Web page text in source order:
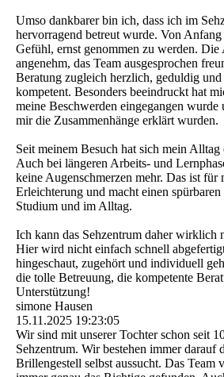
Umso dankbarer bin ich, dass ich im
hervorragend betreut wurde. Von Anfang
Gefühl, ernst genommen zu werden. Die
angenehm, das Team ausgesprochen
Beratung zugleich herzlich, geduldig
kompetent. Besonders beeindruckt hat
meine Beschwerden eingegangen
mir die Zusammenhänge erklärt wurden.
Seit meinem Besuch hat sich mein Alltag
Auch bei längeren Arbeits- und
keine Augenschmerzen mehr. Das ist für
Erleichterung und macht einen
Studium und im Alltag.
Ich kann das Sehzentrum daher wirklich
Hier wird nicht einfach schnell
hingeschaut, zugehört und individuell
die tolle Betreuung, die kompetente
Unterstützung!
simone Hausen
15.11.2025 19:23:05
Wir sind mit unserer Tochter schon seit
Sehzentrum. Wir bestehen immer darauf
Brillengestell selbst aussucht. Das Team